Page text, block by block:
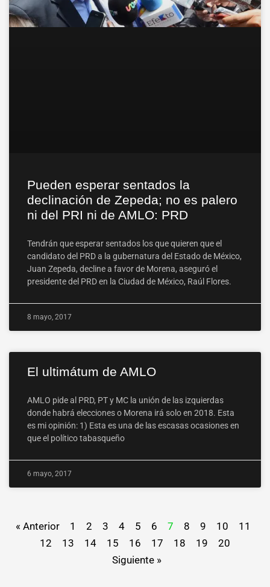
Pueden esperar sentados la
declinación de Zepeda; no es palero
ni del PRI ni de AMLO: PRD
Tendrán que esperar sentados los que quieren que el
candidato del PRD a la gubernatura del Estado de México,
Juan Zepeda, decline a favor de Morena, aseguró el
presidente del PRD en la Ciudad de México, Raúl Flores.
8 mayo, 2017
El ultimátum de AMLO
AMLO pide al PRD, PT y MC la unión de las izquierdas
donde habrá elecciones o Morena irá solo en 2018. Esta
es mi opinión: 1) Esta es una de las escasas ocasiones en
que el político tabasqueño
6 mayo, 2017
« Anterior 1 2 3 4 5 6 7 8 9 10
11
12
13 14 15 16 17 18 19
20
Siguiente »